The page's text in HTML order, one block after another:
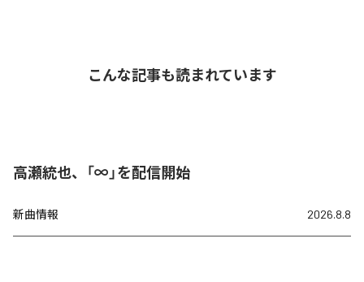
こんな記事も読まれています
高瀬統也、「∞」を配信開始
新曲情報 2026.8.8